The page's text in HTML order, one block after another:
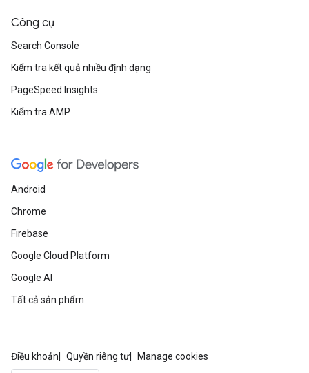
Công cụ
Search Console
Kiểm tra kết quả nhiều định dạng
PageSpeed Insights
Kiểm tra AMP
Android
Chrome
Firebase
Google Cloud Platform
Google AI
Tất cả sản phẩm
Điều khoản Quyền riêng tư Manage cookies